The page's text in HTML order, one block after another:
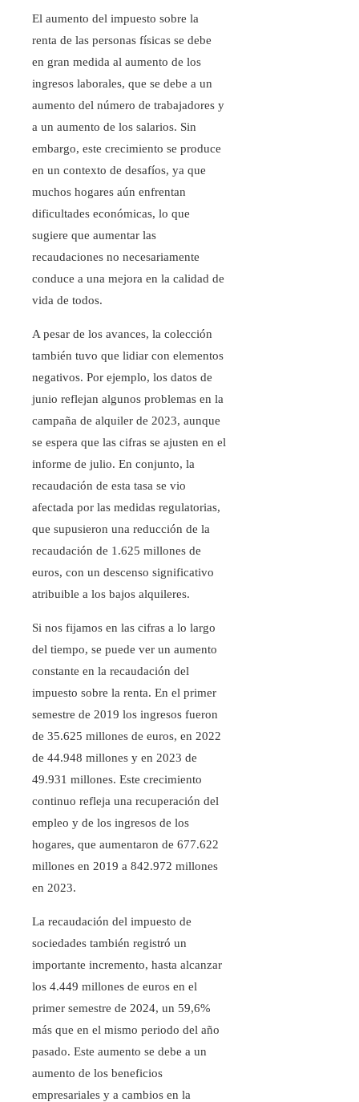
El aumento del impuesto sobre la
renta de las personas físicas se debe
en gran medida al aumento de los
ingresos laborales, que se debe a un
aumento del número de trabajadores y
a un aumento de los salarios. Sin
embargo, este crecimiento se produce
en un contexto de desafíos, ya que
muchos hogares aún enfrentan
dificultades económicas, lo que
sugiere que aumentar las
recaudaciones no necesariamente
conduce a una mejora en la calidad de
vida de todos.
A pesar de los avances, la colección
también tuvo que lidiar con elementos
negativos. Por ejemplo, los datos de
junio reflejan algunos problemas en la
campaña de alquiler de 2023, aunque
se espera que las cifras se ajusten en el
informe de julio. En conjunto, la
recaudación de esta tasa se vio
afectada por las medidas regulatorias,
que supusieron una reducción de la
recaudación de 1.625 millones de
euros, con un descenso significativo
atribuible a los bajos alquileres.
Si nos fijamos en las cifras a lo largo
del tiempo, se puede ver un aumento
constante en la recaudación del
impuesto sobre la renta. En el primer
semestre de 2019 los ingresos fueron
de 35.625 millones de euros, en 2022
de 44.948 millones y en 2023 de
49.931 millones. Este crecimiento
continuo refleja una recuperación del
empleo y de los ingresos de los
hogares, que aumentaron de 677.622
millones en 2019 a 842.972 millones
en 2023.
La recaudación del impuesto de
sociedades también registró un
importante incremento, hasta alcanzar
los 4.449 millones de euros en el
primer semestre de 2024, un 59,6%
más que en el mismo periodo del año
pasado. Este aumento se debe a un
aumento de los beneficios
empresariales y a cambios en la